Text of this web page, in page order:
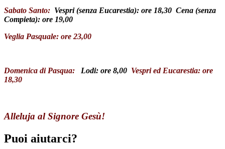
Sabato Santo: Vespri (senza Eucarestia): ore 18,30 Cena (senza
Compieta): ore 19,00
Veglia Pasquale: ore 23,00
Domenica di Pasqua: Lodi: ore 8,00 Vespri ed Eucarestia: ore
18,30
Alleluja al Signore Gesù!
Puoi aiutarci?